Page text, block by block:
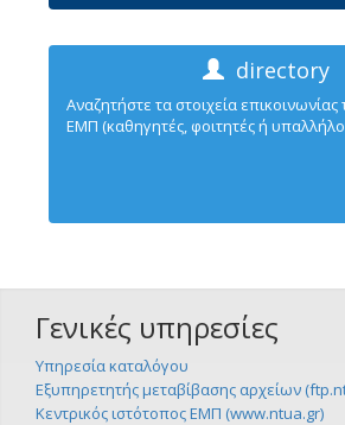
directory
Αναζητήστε τα στοιχεία
ΕΜΠ (καθηγητές, φοιτητές ή
Γενικές υπηρεσίες
Υπηρεσία καταλόγου
Εξυπηρετητής μεταβίβασης αρχείων
Κεντρικός ιστότοπος ΕΜΠ (www.ntua.gr)